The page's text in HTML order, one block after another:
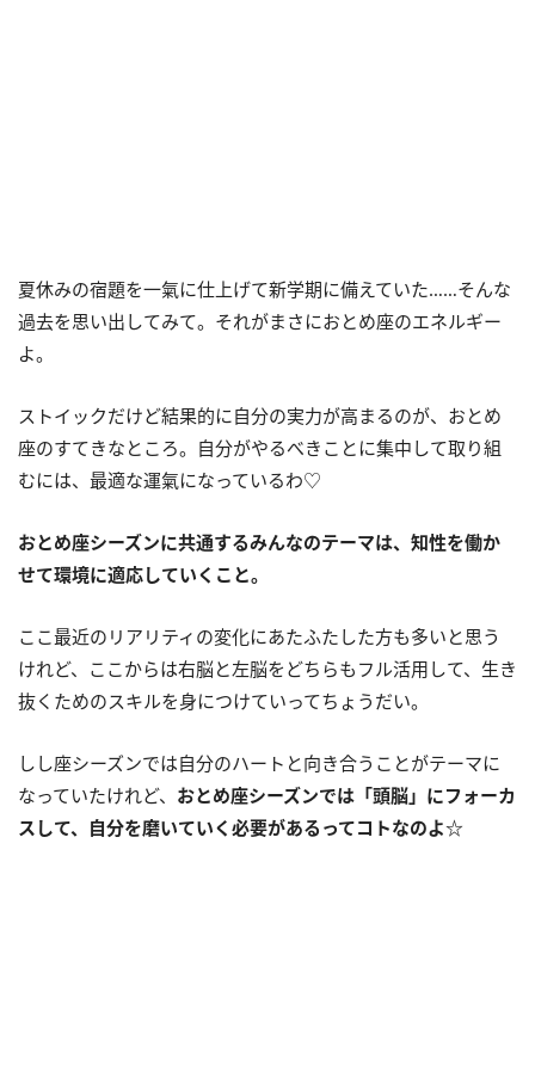
夏休みの宿題を一氣に仕上げて新学期に備えていた……そんな
過去を思い出してみて。それがまさにおとめ座のエネルギー
よ。
ストイックだけど結果的に自分の実力が高まるのが、おとめ
座のすてきなところ。自分がやるべきことに集中して取り組
むには、最適な運氣になっているわ♡
おとめ座シーズンに共通するみんなのテーマは、知性を働か
せて環境に適応していくこと。
ここ最近のリアリティの変化にあたふたした方も多いと思う
けれど、ここからは右脳と左脳をどちらもフル活用して、生き
抜くためのスキルを身につけていってちょうだい。
しし座シーズンでは自分のハートと向き合うことがテーマに
なっていたけれど、 おとめ座シーズンでは「頭脳」にフォーカ
スして、自分を磨いていく必要があるってコトなのよ☆